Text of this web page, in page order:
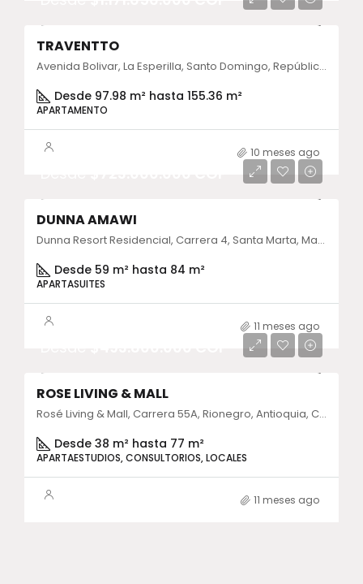
TRAVENTTO
Avenida Bolivar, La Esperilla, Santo Domingo, República Dominicana
Desde 97.98 m² hasta 155.36 m²
APARTAMENTO
10 meses ago
DUNNA AMAWI
Dunna Resort Residencial, Carrera 4, Santa Marta, Magdalena, Colombia
Desde 59 m² hasta 84 m²
APARTASUITES
11 meses ago
ROSE LIVING & MALL
Rosé Living & Mall, Carrera 55A, Rionegro, Antioquia, Colombia
Desde 38 m² hasta 77 m²
APARTAESTUDIOS, CONSULTORIOS, LOCALES
11 meses ago